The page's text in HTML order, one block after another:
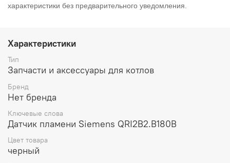
характеристики без предварительного уведомления.
Характеристики
Тип
Запчасти и аксессуары для котлов
Бренд
Нет бренда
Ключевые слова
Датчик пламени Siemens QRI2B2.B180B
Цвет товара
черный